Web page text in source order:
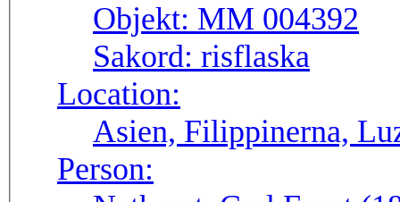
Objekt: MM 004392
Sakord: risflaska
Location:
Asien, Filippinerna,
Person: